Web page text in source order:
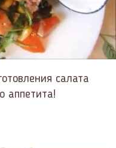
салата
аппетита!